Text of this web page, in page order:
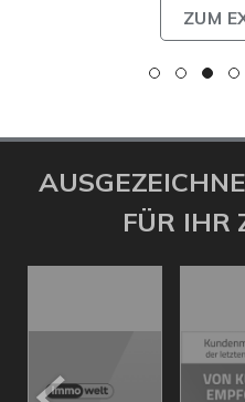
ZUM
FÜR IHR